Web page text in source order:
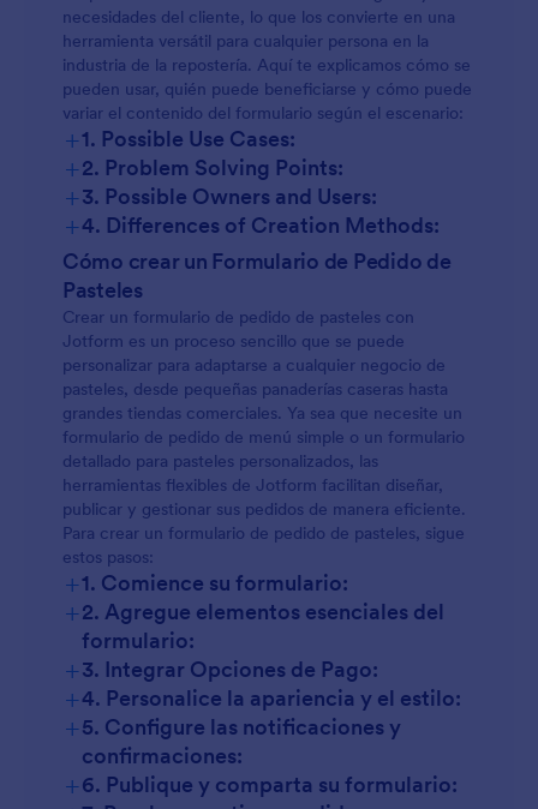
necesidades del cliente, lo que los convierte en una
herramienta versátil para cualquier persona en la
industria de la repostería. Aquí te explicamos cómo se
pueden usar, quién puede beneficiarse y cómo puede
variar el contenido del formulario según el escenario:
+1. Possible Use Cases:
Pedidos de Pasteles Personalizados:
Pedidos del menú estándar:
Pedidos para eventos:
Promociones de temporada o festivas:
Pedidos al por mayor o empresariales:
+2. Problem Solving Points:
+3. Possible Owners and Users:
+4. Differences of Creation Methods:
Pedidos personalizados:
Pedidos del menú estándar:
Pedidos de eventos:
Pedidos al por mayor:
Cómo crear un Formulario de Pedido de
Pasteles
Crear un formulario de pedido de pasteles con
Jotform es un proceso sencillo que se puede
personalizar para adaptarse a cualquier negocio de
pasteles, desde pequeñas panaderías caseras hasta
grandes tiendas comerciales. Ya sea que necesite un
formulario de pedido de menú simple o un formulario
detallado para pasteles personalizados, las
herramientas flexibles de Jotform facilitan diseñar,
publicar y gestionar sus pedidos de manera eficiente.
Para crear un formulario de pedido de pasteles, sigue
estos pasos:
+1. Comience su formulario:
+2. Agregue elementos esenciales del
formulario:
+3. Integrar Opciones de Pago:
+4. Personalice la apariencia y el estilo:
+5. Configure las notificaciones y
confirmaciones:
+6. Publique y comparta su formulario: